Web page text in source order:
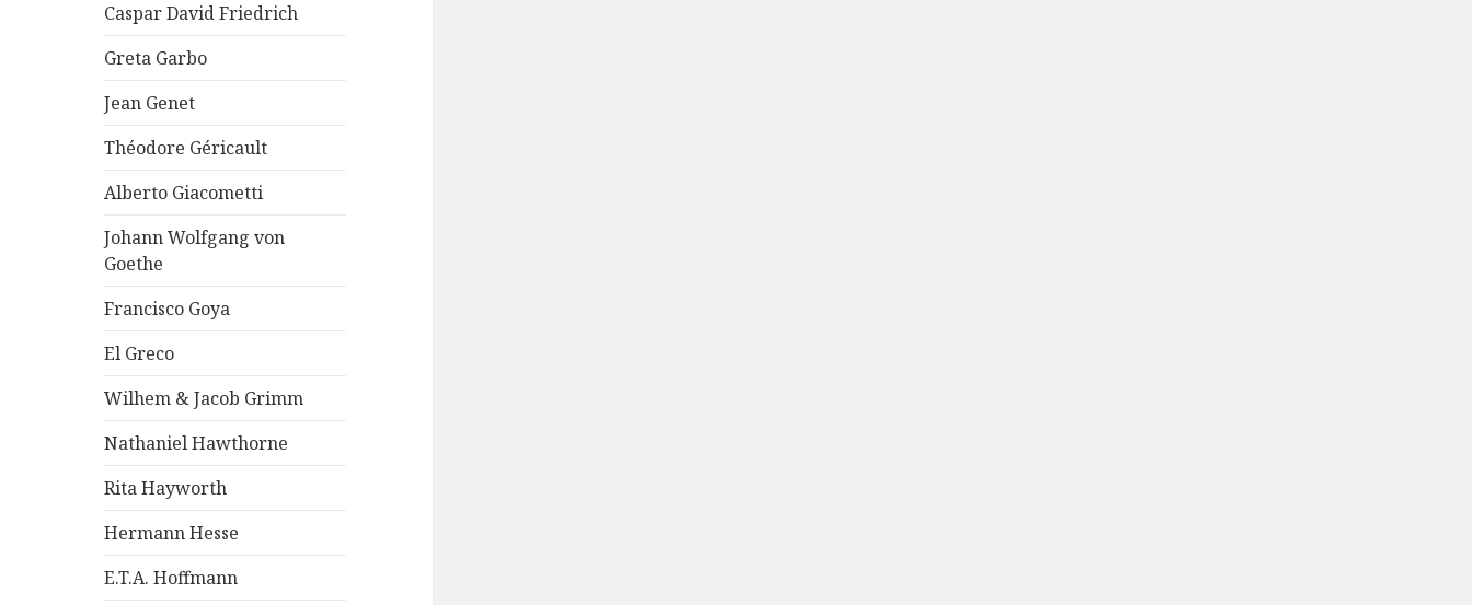
Caspar David Friedrich
Greta Garbo
Jean Genet
Théodore Géricault
Alberto Giacometti
Johann Wolfgang von
Goethe
Francisco Goya
El Greco
Wilhem & Jacob Grimm
Nathaniel Hawthorne
Rita Hayworth
Hermann Hesse
E.T.A. Hoffmann